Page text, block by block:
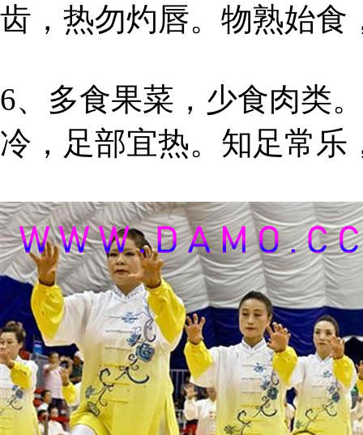
齿，热勿灼唇。物熟始食
6、多食果菜，少食肉类
冷，足部宜热。知足常乐